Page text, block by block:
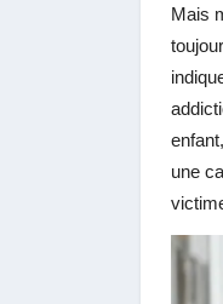
Mais
une